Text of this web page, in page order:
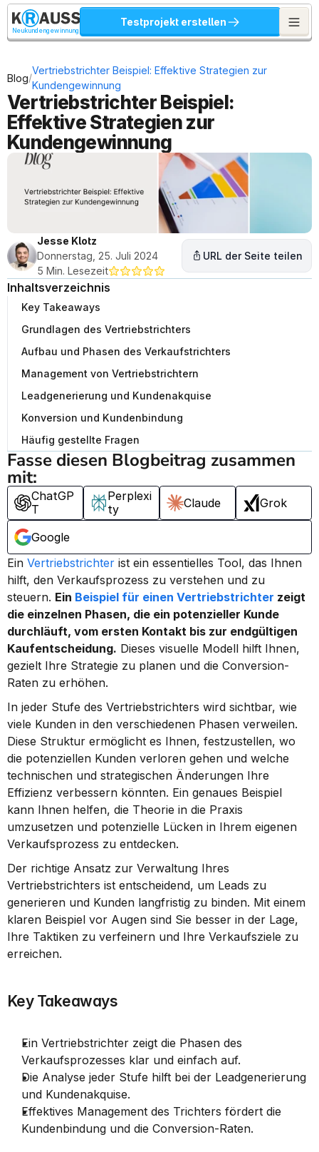
Neukundengewinnung
Testprojekt erstellen
Blog/
Vertriebstrichter Beispiel: Effektive Strategien zur
Kundengewinnung
Vertriebstrichter Beispiel:
Effektive Strategien zur
Kundengewinnung
Jesse Klotz
Donnerstag, 25. Juli 2024
5 Min. Lesezeit
URL der Seite teilen
Inhaltsverzeichnis
Key Takeaways
Grundlagen des Vertriebstrichters
Aufbau und Phasen des Verkaufstrichters
Management von Vertriebstrichtern
Leadgenerierung und Kundenakquise
Konversion und Kundenbindung
Häufig gestellte Fragen
Fasse diesen Blogbeitrag zusammen
mit:
ChatGP
T
Perplexi
ty
Claude Grok
Google
Ein Vertriebstrichter ist ein essentielles Tool, das Ihnen
hilft, den Verkaufsprozess zu verstehen und zu
steuern. Ein Beispiel für einen Vertriebstrichter zeigt
die einzelnen Phasen, die ein potenzieller Kunde
durchläuft, vom ersten Kontakt bis zur endgültigen
Kaufentscheidung. Dieses visuelle Modell hilft Ihnen,
gezielt Ihre Strategie zu planen und die Conversion-
Raten zu erhöhen.
In jeder Stufe des Vertriebstrichters wird sichtbar, wie
viele Kunden in den verschiedenen Phasen verweilen.
Diese Struktur ermöglicht es Ihnen, festzustellen, wo
die potenziellen Kunden verloren gehen und welche
technischen und strategischen Änderungen Ihre
Effizienz verbessern könnten. Ein genaues Beispiel
kann Ihnen helfen, die Theorie in die Praxis
umzusetzen und potenzielle Lücken in Ihrem eigenen
Verkaufsprozess zu entdecken.
Der richtige Ansatz zur Verwaltung Ihres
Vertriebstrichters ist entscheidend, um Leads zu
generieren und Kunden langfristig zu binden. Mit einem
klaren Beispiel vor Augen sind Sie besser in der Lage,
Ihre Taktiken zu verfeinern und Ihre Verkaufsziele zu
erreichen.
Key Takeaways
Ein Vertriebstrichter zeigt die Phasen des
Verkaufsprozesses klar und einfach auf.
Die Analyse jeder Stufe hilft bei der Leadgenerierung
und Kundenakquise.
Effektives Management des Trichters fördert die
Kundenbindung und die Conversion-Raten.